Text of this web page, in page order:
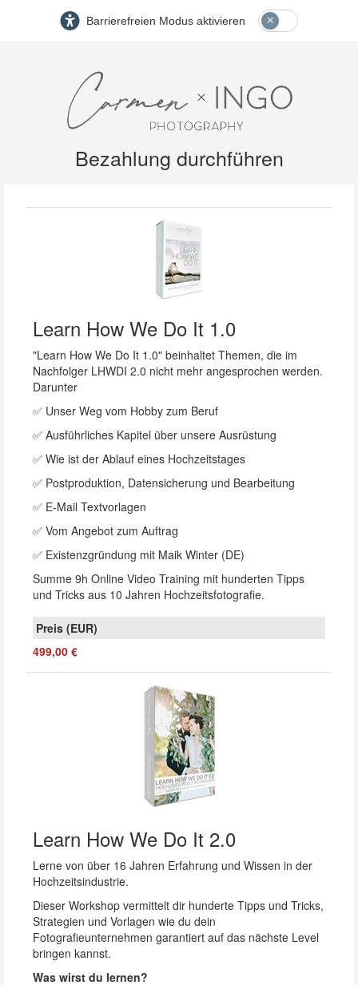
Barrierefreien Modus aktivieren
Bezahlung durchführen
Learn How We Do It 1.0
"Learn How We Do It 1.0" beinhaltet Themen, die im
Nachfolger LHWDI 2.0 nicht mehr angesprochen werden.
Darunter
✅ Unser Weg vom Hobby zum Beruf
✅ Ausführliches Kapitel über unsere Ausrüstung
✅ Wie ist der Ablauf eines Hochzeitstages
✅ Postproduktion, Datensicherung und Bearbeitung
✅ E-Mail Textvorlagen
✅ Vom Angebot zum Auftrag
✅ Existenzgründung mit Maik Winter (DE)
Summe 9h Online Video Training mit hunderten Tipps
und Tricks aus 10 Jahren Hochzeitsfotografie.
499,00 €
Learn How We Do It 2.0
Lerne von über 16 Jahren Erfahrung und Wissen in der
Hochzeitsindustrie.
Dieser Workshop vermittelt dir hunderte Tipps und Tricks,
Strategien und Vorlagen wie du dein
Fotografieunternehmen garantiert auf das nächste Level
bringen kannst.
Was wirst du lernen?